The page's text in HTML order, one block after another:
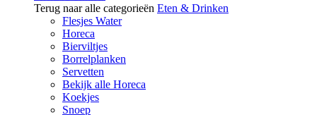
Terug naar alle categorieën Eten & Drinken
Flesjes Water
Horeca
Bierviltjes
Borrelplanken
Servetten
Bekijk alle Horeca
Koekjes
Snoep